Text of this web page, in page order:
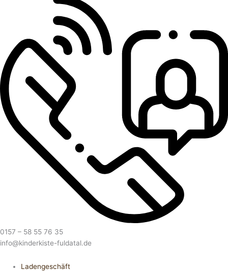
0157 – 58 55 76 35
info@kinderkiste-fuldatal.de
Ladengeschäft